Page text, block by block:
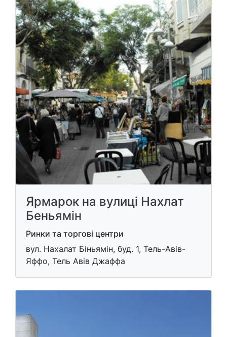
Ярмарок на вулиці Нахлат
Беньямін
Ринки та торгові центри
вул. Нахалат Біньямін, буд. 1, Тель-Авів-
Яффо, Тель Авів Джаффа